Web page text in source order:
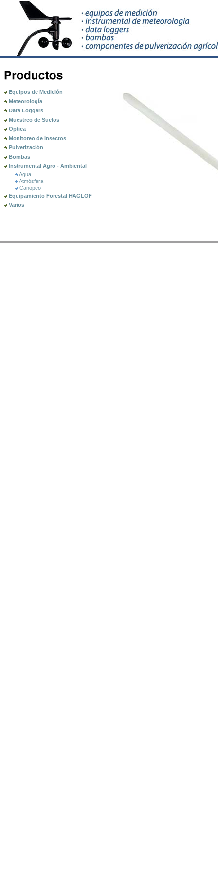
Equipos de Medición
Meteorología
Data Loggers
Muestreo de Suelos
Optica
Monitoreo de Insectos
Pulverización
Bombas
Instrumental Agro - Ambiental
Agua
Atmósfera
Canopeo
Equipamiento Forestal HAGLÖF
Varios